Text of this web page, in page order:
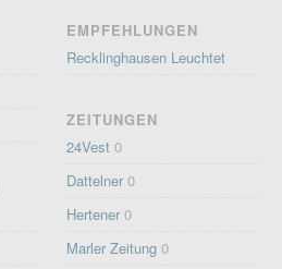
EMPFEHLUNGEN
Recklinghausen Leuchtet
ZEITUNGEN
24Vest 0
Dattelner 0
Hertener 0
Marler Zeitung 0